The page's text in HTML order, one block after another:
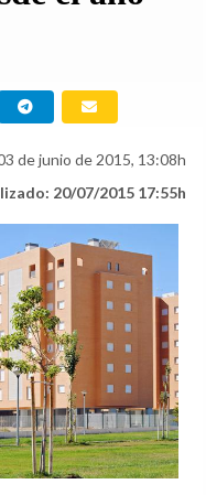
de junio de 2015, 13:08h
20/07/2015 17:55h